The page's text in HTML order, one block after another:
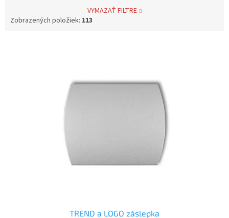
VYMAZAŤ FILTRE
Zobrazených položiek: 113
TREND a LOGO záslepka